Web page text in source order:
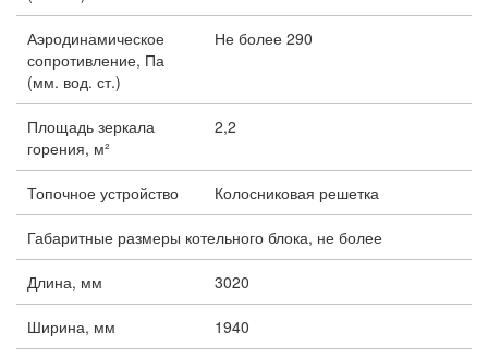
Аэродинамическое
сопротивление, Па
(мм. вод. ст.)
Не более 290
Площадь зеркала
горения, м²
2,2
Топочное устройство Колосниковая решетка
Габаритные размеры котельного блока, не более
Длина, мм 3020
Ширина, мм 1940